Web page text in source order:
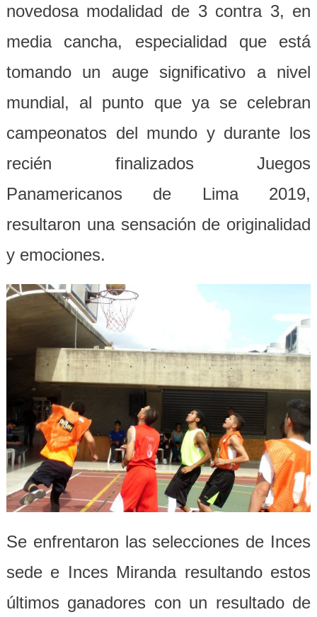
novedosa modalidad de 3 contra 3, en
media cancha, especialidad que está
tomando un auge significativo a nivel
mundial, al punto que ya se celebran
campeonatos del mundo y durante los
recién finalizados Juegos
Panamericanos de Lima 2019,
resultaron una sensación de originalidad
y emociones.
Se enfrentaron las selecciones de Inces
sede e Inces Miranda resultando estos
últimos ganadores con un resultado de